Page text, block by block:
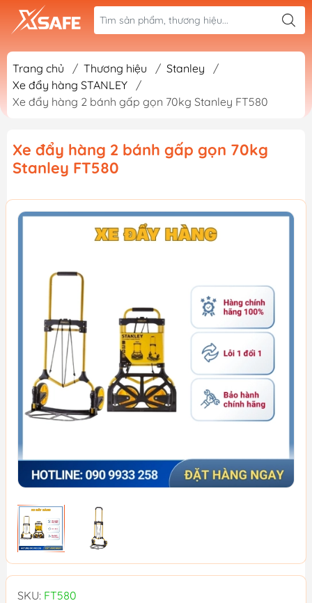
Trang chủ / Thương hiệu / Stanley
/
Xe đẩy hàng STANLEY
/
Xe đẩy hàng 2 bánh gấp gọn 70kg Stanley FT580
Xe đẩy hàng 2 bánh gấp gọn 70kg
Stanley FT580
SKU: FT580